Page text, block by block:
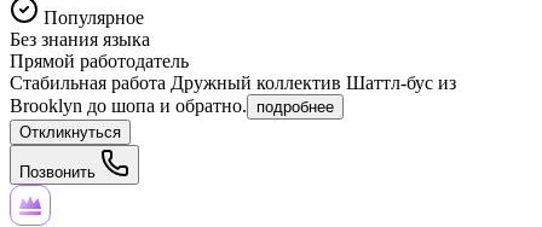
Популярное
Без знания языка
Прямой работодатель
Стабильная работа Дружный коллектив Шаттл-бус из
Brooklyn до шопа и обратно.
подробнее
Откликнуться
Позвонить